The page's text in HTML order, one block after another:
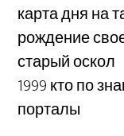
карта дня на
рождение
старый оскол
1999 кто по
порталы